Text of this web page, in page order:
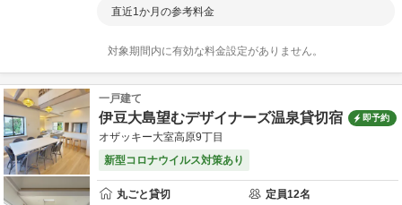
直近1か月の参考料金
対象期間内に有効な料金設定がありません。
一戸建て
伊豆大島望むデザイナーズ温泉貸切宿 即予約
オザッキー大室高原9丁目
新型コロナウイルス対策あり
丸ごと貸切 定員12名